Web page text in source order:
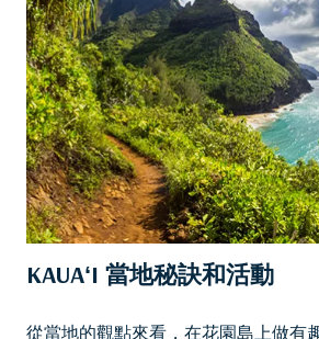
哈
KAUAʻI 當地秘訣和活動
從當地的觀點來看，在花園島上做有